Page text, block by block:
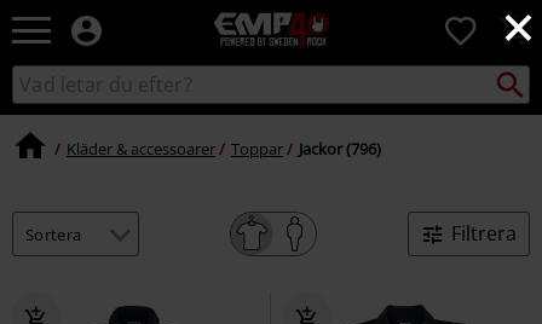
×
EMP
-
Musik,
TV
&
Alternativt
Mode
0
Sök
i
Sök
Kläder & accessoarer Toppar Jackor (796)
Filtrera